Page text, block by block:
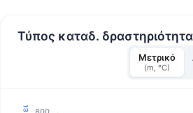
Τύπος καταδ.
Μετρικό
(m, °C)